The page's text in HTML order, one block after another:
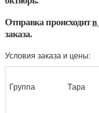
Отправка происходитв
заказа.
Условия заказа и цены:
Группа Тара